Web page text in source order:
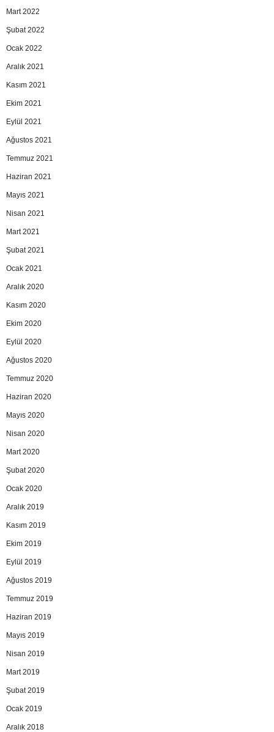
Mart 2022
Şubat 2022
Ocak 2022
Aralık 2021
Kasım 2021
Ekim 2021
Eylül 2021
Ağustos 2021
Temmuz 2021
Haziran 2021
Mayıs 2021
Nisan 2021
Mart 2021
Şubat 2021
Ocak 2021
Aralık 2020
Kasım 2020
Ekim 2020
Eylül 2020
Ağustos 2020
Temmuz 2020
Haziran 2020
Mayıs 2020
Nisan 2020
Mart 2020
Şubat 2020
Ocak 2020
Aralık 2019
Kasım 2019
Ekim 2019
Eylül 2019
Ağustos 2019
Temmuz 2019
Haziran 2019
Mayıs 2019
Nisan 2019
Mart 2019
Şubat 2019
Ocak 2019
Aralık 2018